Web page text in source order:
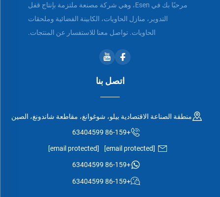
مرحبًا بك في Esen، وهي شركة مصنعة ملتزمة بإنتاج قفل
التدوير، منازل الحاويات، الكابينة الفضائية وملحقات
الحاويات. تواصل معنا للاستفسار عن المنتجات.
اتصل بنا
منطقة الصناعة الاقتصادية بيلو، شوغوانغ، مقاطعة شاندونغ، الصين
+86-159 63404599
[email protected]
[email protected]
+86-159 63404599
+86-159 63404599